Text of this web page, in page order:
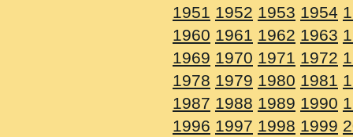
1951 1952 1953 1954
1960 1961 1962 1963
1969 1970 1971 1972
1978 1979 1980 1981
1987 1988 1989 1990
1996 1997 1998 1999